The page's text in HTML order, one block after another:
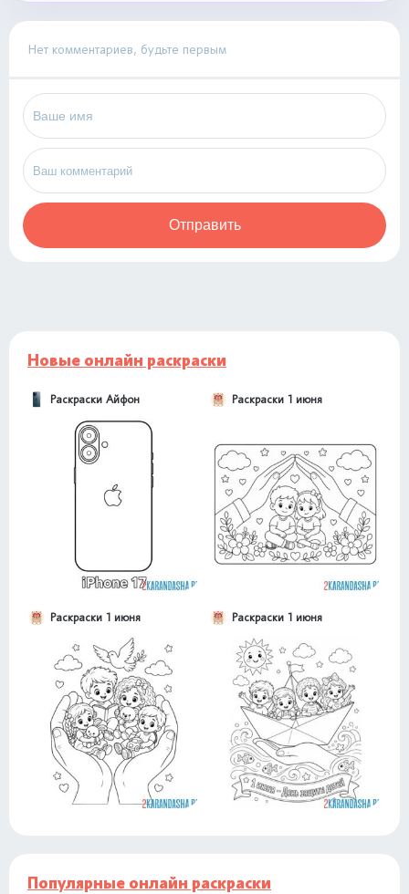
Нет комментариев, будьте первым
Отправить
Новые онлайн раскраски
Раскраски Айфон Раскраски 1 июня
Раскраски 1 июня Раскраски 1 июня
Популярные онлайн раскраски